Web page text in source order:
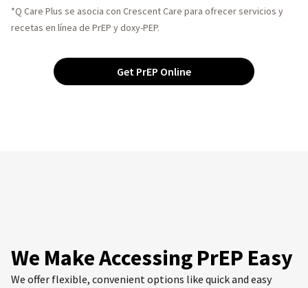
*Q Care Plus se asocia con Crescent Care para ofrecer servicios y
recetas en línea de PrEP y doxy-PEP.
Get PrEP Online
We Make Accessing PrEP Easy
We offer flexible, convenient options like quick and easy